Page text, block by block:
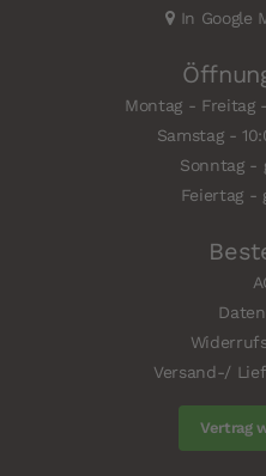
In Google
Montag - Freitag
Samstag -
Sonntag -
Feiertag -
Versand-/
Vertrag